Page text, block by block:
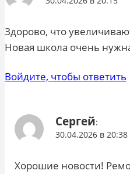
Здорово, что
Новая школа очень
Войдите, чтобы ответить
Сергей:
30.04.2026 в 20:38
Хорошие новости!